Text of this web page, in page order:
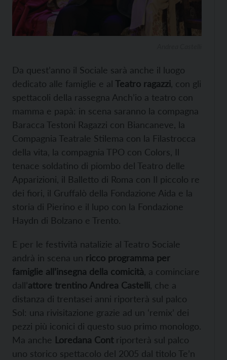
Da quest’anno il Sociale sarà anche il luogo
dedicato alle famiglie e al Teatro ragazzi, con gli
spettacoli della rassegna Anch’io a teatro con
mamma e papà: in scena saranno la compagna
Baracca Testoni Ragazzi con Biancaneve, la
Compagnia Teatrale Stilema con la Filastrocca
della vita, la compagnia TPO con Colors, Il
tenace soldatino di piombo del Teatro delle
Apparizioni, il Balletto di Roma con Il piccolo re
dei fiori, il Gruffalò della Fondazione Aida e la
storia di Pierino e il lupo con la Fondazione
Haydn di Bolzano e Trento.
E per le festività natalizie al Teatro Sociale
andrà in scena un ricco programma per
famiglie all’insegna della comicità, a cominciare
dall’attore trentino Andrea Castelli, che a
distanza di trentasei anni riporterà sul palco
Sol: una rivisitazione grazie ad un ‘remix’ dei
pezzi più iconici di questo suo primo monologo.
Ma anche Loredana Contriporterà sul palco
uno storico spettacolo del 2005 dal titolo Te’n